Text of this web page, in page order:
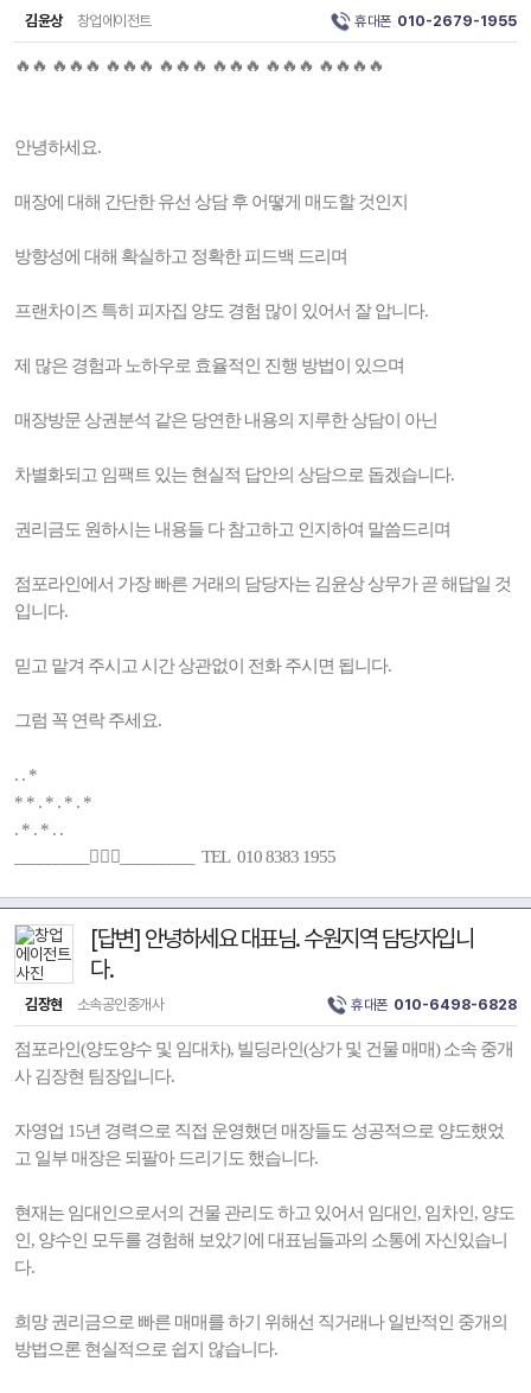
김윤상 창업에이전트 휴대폰 010-2679-1955
🔥🔥 🔥🔥🔥 🔥🔥🔥 🔥🔥🔥 🔥🔥🔥 🔥🔥🔥 🔥🔥🔥🔥
안녕하세요.
매장에 대해 간단한 유선 상담 후 어떻게 매도할 것인지
방향성에 대해 확실하고 정확한 피드백 드리며
프랜차이즈 특히 피자집 양도 경험 많이 있어서 잘 압니다.
제 많은 경험과 노하우로 효율적인 진행 방법이 있으며
매장방문 상권분석 같은 당연한 내용의 지루한 상담이 아닌
차별화되고 임팩트 있는 현실적 답안의 상담으로 돕겠습니다.
권리금도 원하시는 내용들 다 참고하고 인지하여 말씀드리며
점포라인에서 가장 빠른 거래의 담당자는 김윤상 상무가 곧 해답일 것
입니다.
믿고 맡겨 주시고 시간 상관없이 전화 주시면 됩니다.
그럼 꼭 연락 주세요.
. . *
* * . * . * . *
. * . * . .
_________🚶🏻‍♂️_________ TEL 010 8383 1955
[답변] 안녕하세요 대표님. 수원지역 담당자입니
다.
김장현 소속공인중개사 휴대폰 010-6498-6828
점포라인(양도양수 및 임대차), 빌딩라인(상가 및 건물 매매) 소속 중개
사 김장현 팀장입니다.
자영업 15년 경력으로 직접 운영했던 매장들도 성공적으로 양도했었
고 일부 매장은 되팔아 드리기도 했습니다.
현재는 임대인으로서의 건물 관리도 하고 있어서 임대인, 임차인, 양도
인, 양수인 모두를 경험해 보았기에 대표님들과의 소통에 자신있습니
다.
희망 권리금으로 빠른 매매를 하기 위해선 직거래나 일반적인 중개의
방법으론 현실적으로 쉽지 않습니다.